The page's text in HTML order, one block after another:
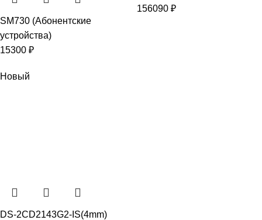
SM730 (Абонентские
устройства)
15300 ₽
156090 ₽
Новый
DS-2CD2143G2-IS(4mm)